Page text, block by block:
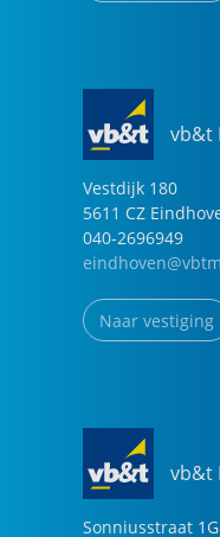
vb&t
Vestdijk 180
5611 CZ
040-2696949
Naar vestiging
vb&t
Sonniusstraat 1G